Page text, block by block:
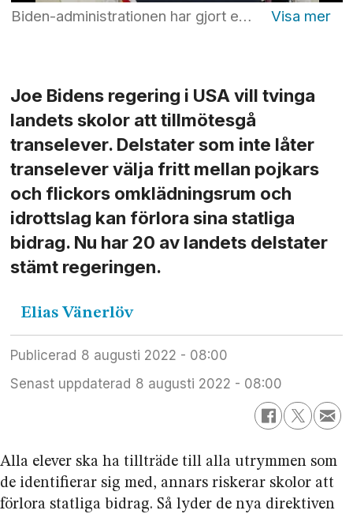
Biden-administrationen har gjort en nytolkning av lagen mot könsdiskriminering, vilket får stora konsekvenser för landets skolor. Foto: Susan Walsh/AP/TT
Joe Bidens regering i USA vill tvinga
landets skolor att tillmötesgå
transelever. Delstater som inte låter
transelever välja fritt mellan pojkars
och flickors omklädningsrum och
idrottslag kan förlora sina statliga
bidrag. Nu har 20 av landets delstater
stämt regeringen.
Elias Vänerlöv
Publicerad
8 augusti 2022 - 08:00
Senast uppdaterad
8 augusti 2022 - 08:00
Alla elever ska ha tillträde till alla utrymmen som
de identifierar sig med, annars riskerar skolor att
förlora statliga bidrag. Så lyder de nya direktiven